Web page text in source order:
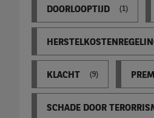
DOORLOOPTIJD (1)
KLACHT (9)
SCHADE DOOR